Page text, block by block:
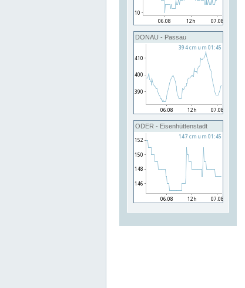
DONAU - Passau
ODER - Eisenhüttenstadt